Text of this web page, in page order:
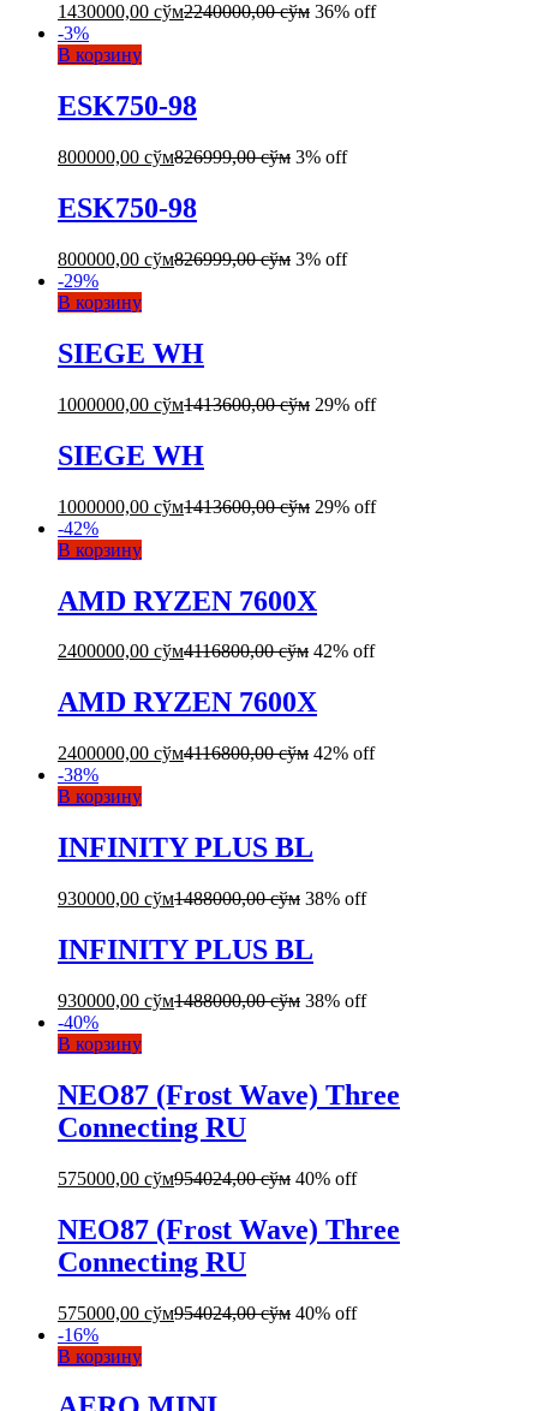
1430000,00 сўм2240000,00сўм 36% off
-3%
В корзину
ESK750-98
800000,00 сўм826999,00сўм 3% off
ESK750-98
800000,00 сўм826999,00сўм 3% off
-29%
В корзину
SIEGE WH
1000000,00 сўм1413600,00сўм 29% off
SIEGE WH
1000000,00 сўм1413600,00сўм 29% off
-42%
В корзину
AMD RYZEN 7600X
2400000,00 сўм4116800,00сўм 42% off
AMD RYZEN 7600X
2400000,00 сўм4116800,00сўм 42% off
-38%
В корзину
INFINITY PLUS BL
930000,00 сўм1488000,00сўм 38% off
INFINITY PLUS BL
930000,00 сўм1488000,00сўм 38% off
-40%
В корзину
NEO87 (Frost Wave) Three
Connecting RU
575000,00 сўм954024,00сўм 40% off
NEO87 (Frost Wave) Three
Connecting RU
575000,00 сўм954024,00сўм 40% off
-16%
В корзину